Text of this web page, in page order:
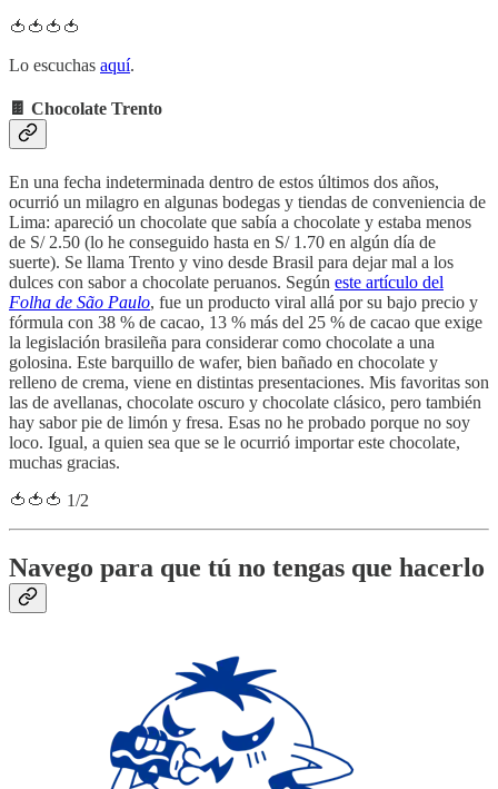
🍅🍅🍅🍅
Lo escuchas aquí.
🍫 Chocolate Trento
En una fecha indeterminada dentro de estos últimos dos años,
ocurrió un milagro en algunas bodegas y tiendas de conveniencia de
Lima: apareció un chocolate que sabía a chocolate y estaba menos
de S/ 2.50 (lo he conseguido hasta en S/ 1.70 en algún día de
suerte). Se llama Trento y vino desde Brasil para dejar mal a los
dulces con sabor a chocolate peruanos. Según este artículo del
Folha de São Paulo, fue un producto viral allá por su bajo precio y
fórmula con 38 % de cacao, 13 % más del 25 % de cacao que exige
la legislación brasileña para considerar como chocolate a una
golosina. Este barquillo de wafer, bien bañado en chocolate y
relleno de crema, viene en distintas presentaciones. Mis favoritas son
las de avellanas, chocolate oscuro y chocolate clásico, pero también
hay sabor pie de limón y fresa. Esas no he probado porque no soy
loco. Igual, a quien sea que se le ocurrió importar este chocolate,
muchas gracias.
🍅🍅🍅 1/2
Navego para que tú no tengas que hacerlo